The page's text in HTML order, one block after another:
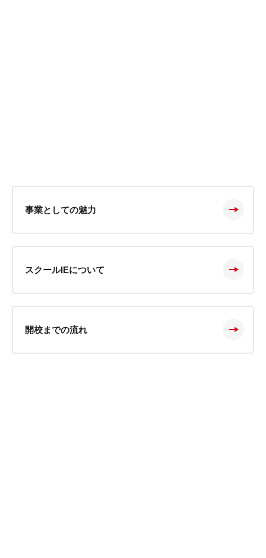
事業としての魅力
スクールIEについて
開校までの流れ